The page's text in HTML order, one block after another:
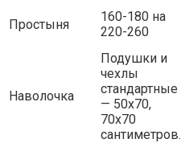
Простыня
160-180 на
220-260
Наволочка
Подушки и
чехлы
стандартные
— 50х70,
70х70
сантиметров.